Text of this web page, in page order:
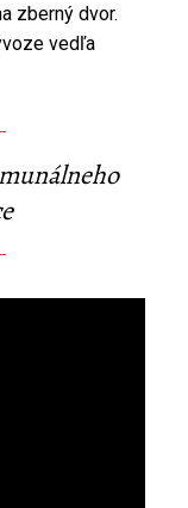
zberný dvor.
vedľa